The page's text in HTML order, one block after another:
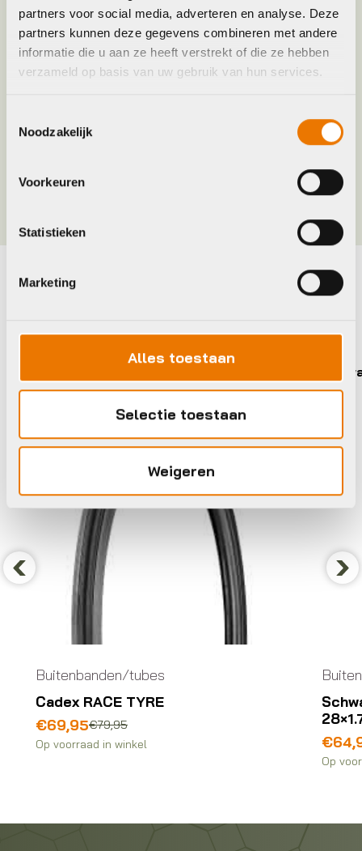
partners voor social media, adverteren en analyse. Deze
partners kunnen deze gegevens combineren met andere
informatie die u aan ze heeft verstrekt of die ze hebben
verzameld op basis van uw gebruik van hun services.
Noodzakelijk
Voorkeuren
Statistieken
Marketing
Alles toestaan
Selectie toestaan
Weigeren
Model FAT FRANK
Merk Schwalbe
Maat 60-559
Kleur Bruin
Maak je fiets compleet
Previous
Buitenbanden/tubes
Cadex RACE TYRE
€79,95
Oorspronkelijke
prijs
€69,95
Huidige
prijs
Op voorraad in winkel €
Op